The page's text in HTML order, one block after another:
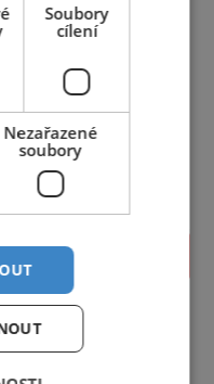
Soubory
cílení
Nezařazené
soubory